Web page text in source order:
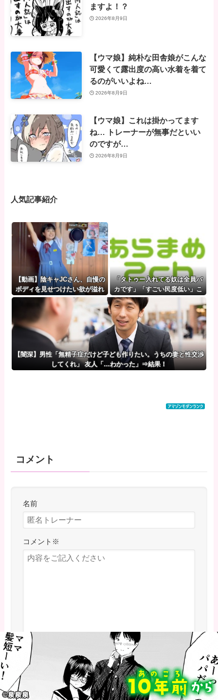
ますよ！？
2026年8月9日
【ウマ娘】純朴な田舎娘がこんな
可愛くて露出度の高い水着を着て
るのがいいよね…
2026年8月9日
【ウマ娘】これは掛かってます
ね… トレーナーが無事だといい
のですが…
2026年8月9日
人気記事紹介
【動画】陰キャJCさん、自慢の
ボディを見せつけたい欲が溢れ
出てしまうｗｗｗwｗｗｗｗｗ
ｗｗｗ❤
「タトゥー入れてる奴は全員バ
カです」「すごい民度低い」こ
の道23年の彫り師YouTuberの
動画が話題 ★3 [このもん★]
【闇深】男性「無精子症だけど子ども作りたい。うちの妻と性交渉
してくれ」 友人「…わかった」⇒結果！
コメント
名前
コメント ※